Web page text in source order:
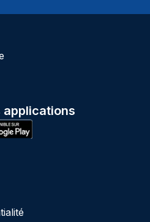
applications